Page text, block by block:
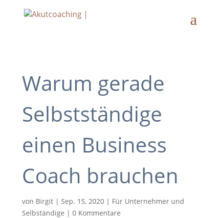
Warum gerade
Selbstständige
einen Business
Coach brauchen
von Birgit| Sep. 15, 2020| Für Unternehmer und
Selbständige | 0 Kommentare